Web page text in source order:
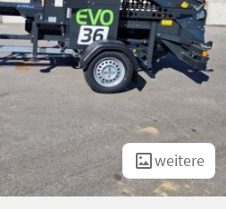
weitere